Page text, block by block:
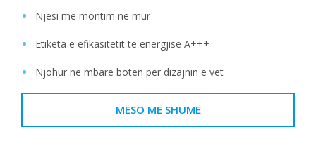
Njësi me montim në mur
Etiketa e efikasitetit të energjisë A+++
Njohur në mbarë botën për dizajnin e vet
MËSO MË SHUMË